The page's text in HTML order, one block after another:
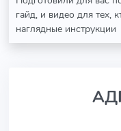
гайд, и видео для тех,
наглядные инструкции